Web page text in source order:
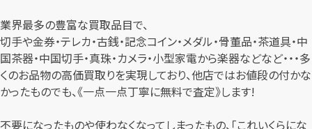
業界最多の豊富な買取品目で、
切手や金券・テレカ・古銭・記念コイン・メダル・骨董品・茶道具・中
国茶器・中国切手・真珠・カメラ・小型家電から楽器などなど・・・多
くのお品物の高価買取りを実現しており、他店ではお値段の付かな
かったものでも、《一点一点丁寧に無料で査定》します!
不要になったものや使わなくなってしまったもの、「これいくらにな